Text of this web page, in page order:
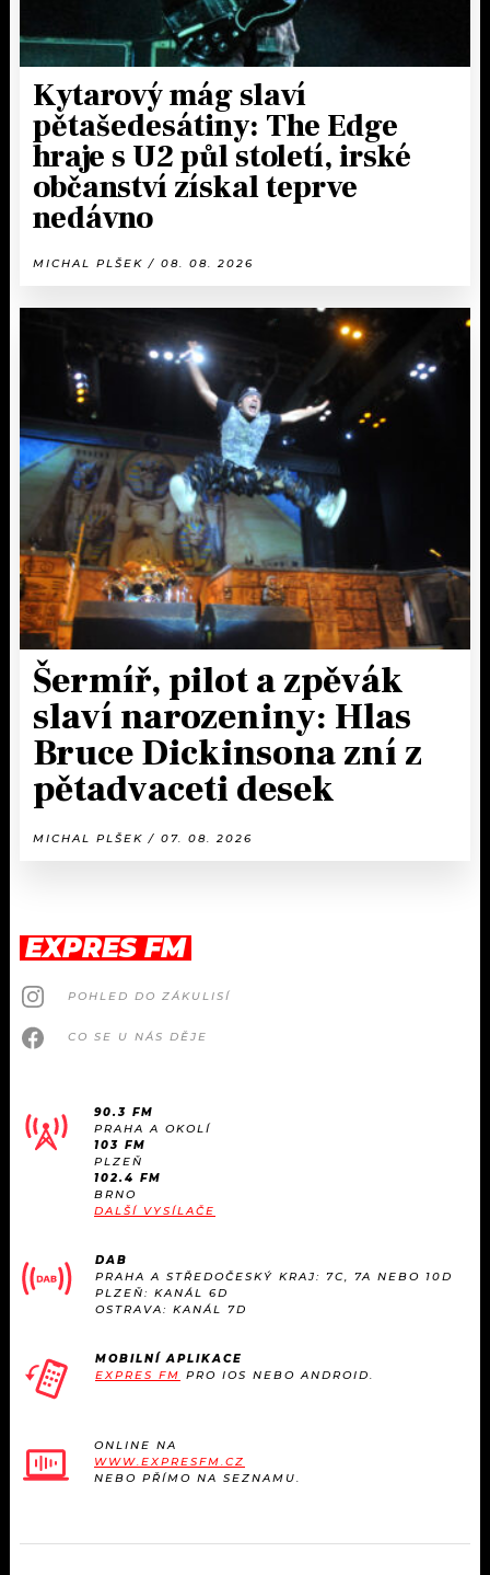
Kytarový mág slaví
pětašedesátiny: The Edge
hraje s U2 půl století, irské
občanství získal teprve
nedávno
MICHAL PLŠEK / 08. 08. 2026
Šermíř, pilot a zpěvák
slaví narozeniny: Hlas
Bruce Dickinsona zní z
pětadvaceti desek
MICHAL PLŠEK / 07. 08. 2026
EXPRES FM
POHLED DO ZÁKULISÍ
CO SE U NÁS DĚJE
90.3 FM
PRAHA A OKOLÍ
103 FM
PLZEŇ
102.4 FM
BRNO
DALŠÍ VYSÍLAČE
DAB
PRAHA A STŘEDOČESKÝ KRAJ: 7C, 7A NEBO 10D
PLZEŇ: KANÁL 6D
OSTRAVA: KANÁL 7D
MOBILNÍ APLIKACE
EXPRES FM PRO IOS NEBO ANDROID.
ONLINE NA
WWW.EXPRESFM.CZ
NEBO PŘÍMO NA SEZNAMU.